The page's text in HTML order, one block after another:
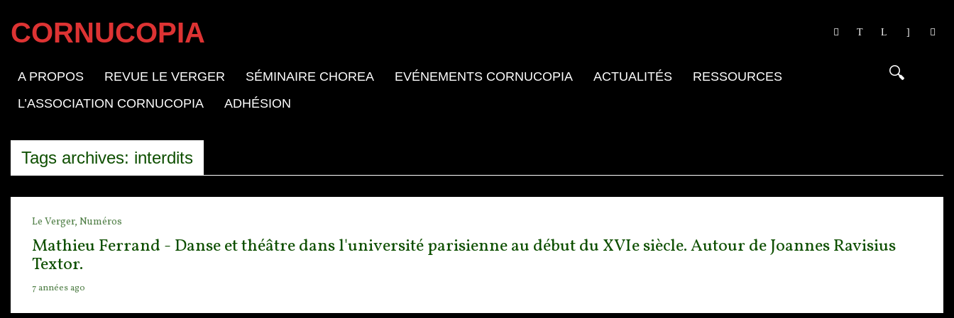
CORNUCOPIA
A PROPOS REVUE LE VERGER SÉMINAIRE CHOREA EVÉNEMENTS CORNUCOPIA ACTUALITÉS
RESSOURCES
L’ASSOCIATION CORNUCOPIA
ADHÉSION
Tags archives: interdits
Le Verger, Numéros
Mathieu Ferrand - Danse et théâtre dans l'université parisienne au début du XVIe siècle. Autour de Joannes Ravisius
Textor.
7 années ago